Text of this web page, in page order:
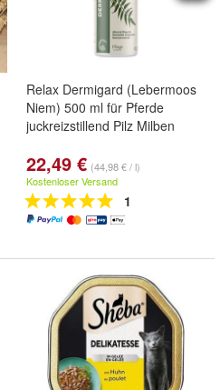
Relax Dermigard (Lebermoos
Niem) 500 ml für Pferde
juckreizstillend Pilz Milben
22,49 € (44,98 € / l)
Kostenloser Versand
1